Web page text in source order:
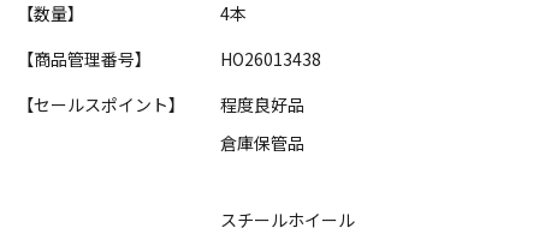
【数量】
4本
【商品管理番号】
HO26013438
【セールスポイント】
程度良好品
倉庫保管品
スチールホイール